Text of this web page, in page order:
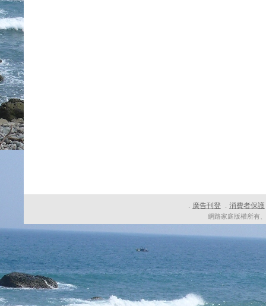
． 廣告刊登 ． 消費者保護
網路家庭版權所有